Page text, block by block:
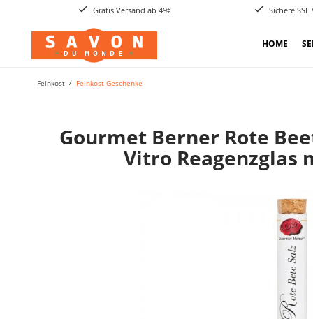
Gratis Versand ab 49€ Sichere
HOME
Feinkost Feinkost Geschenke
Gourmet Berner Rote
Vitro Reagenzglas